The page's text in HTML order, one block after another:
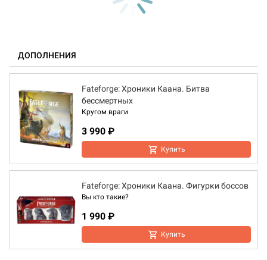
ДОПОЛНЕНИЯ
Fateforge: Хроники Каана. Битва
бессмертных
Кругом враги
3 990 ₽
Купить
Fateforge: Хроники Каана. Фигурки боссов
Вы кто такие?
1 990 ₽
Купить